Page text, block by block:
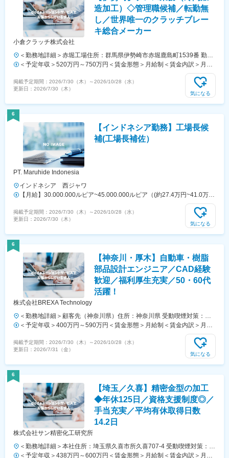
造加工）◇管理職候補／転勤無
し／世界唯一のクラッチブレー
キ総合メーカー
小倉クラッチ株式会社
＜勤務地詳細＞赤堀工場住所：群馬県伊勢崎市赤堀鹿島町1539番 勤務
地最寄駅：東武桐生線／赤城駅受動喫煙対策：屋内全面禁煙変更の範
＜予定年収＞520万円～750万円＜賃金形態＞月給制＜賃金内訳＞月額
（基本給）：282,450円～341,780円その他固定手当/月：2,500円～
126,000円＜月給＞284,950円～467,780円＜昇給有無＞有＜残業手当
＞有＜給与補足＞※予定年収はあくまでも目安の金額であり、選考を通
掲載予定期間： 2026/7/30（木） ～2026/10/28（水）
更新日： 2026/7/30（木）
気になる
6
【インドネシア勤務】工場長候
補(工場長補佐）
PT. Maruhide Indonesia
インドネシア 西ジャワ
【月給】30.000.000ルピア~45.000.000ルピア（(約27.4万円~41.0万
円）（手取り） *１ルピア0.0091円 2026/7/23現在〈給与補足〉所得
税は企業負担
掲載予定期間： 2026/7/30（木） ～2026/10/28（水）
更新日： 2026/7/30（木）
気になる
6
【神奈川・厚木】自動車・樹脂
部品設計エンジニア／CAD経験
歓迎／福利厚生充実／50・60代
活躍！
株式会社BREXA Technology
＜勤務地詳細＞顧客先（神奈川県）住所：神奈川県 受動喫煙対策：屋
内全面禁煙変更の範囲：会社の定める事業所
＜予定年収＞400万円～590万円＜賃金形態＞月給制＜賃金内訳＞月額
（基本給）：250,000円～350,000円＜月給＞250,000円～350,000円＜
昇給有無＞有＜残業手当＞有＜給与補足＞※スキル経験年数を考慮し話
し合いの上、決定します。■賞与：年2回（7月・12月）■昇給：年2回
掲載予定期間： 2026/7/30（木） ～2026/10/28（水）
更新日： 2026/7/31（金）
気になる
6
【埼玉／久喜】精密金型の加工
◆年休125日／資格支援制度◎／
手当充実／平均有休取得日数
14.2日
株式会社サン精密化工研究所
＜勤務地詳細＞本社住所：埼玉県久喜市所久喜707-4 受動喫煙対策：屋
内全面禁煙変更の範囲：会社の定める事業所
＜予定年収＞438万円～600万円＜賃金形態＞月給制＜賃金内訳＞月額